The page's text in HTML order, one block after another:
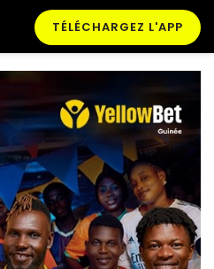
TÉLÉCHARGEZ L'APP